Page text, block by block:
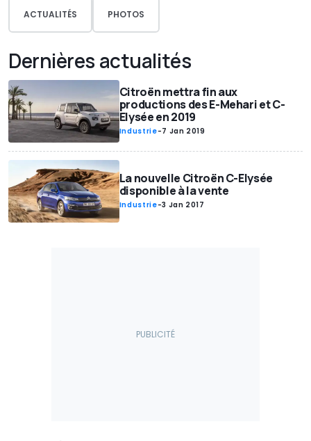
ACTUALITÉS PHOTOS
Dernières actualités
Citroën mettra fin aux
productions des E-Mehari et C-
Elysée en 2019
Industrie-7 Jan 2019
La nouvelle Citroën C-Elysée
disponible à la vente
Industrie-3 Jan 2017